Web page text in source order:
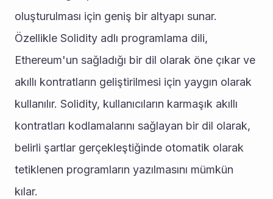
oluşturulması için geniş bir altyapı sunar.
Özellikle Solidity adlı programlama dili,
Ethereum'un sağladığı bir dil olarak öne çıkar ve
akıllı kontratların geliştirilmesi için yaygın olarak
kullanılır. Solidity, kullanıcıların karmaşık akıllı
kontratları kodlamalarını sağlayan bir dil olarak,
belirli şartlar gerçekleştiğinde otomatik olarak
tetiklenen programların yazılmasını mümkün
kılar.